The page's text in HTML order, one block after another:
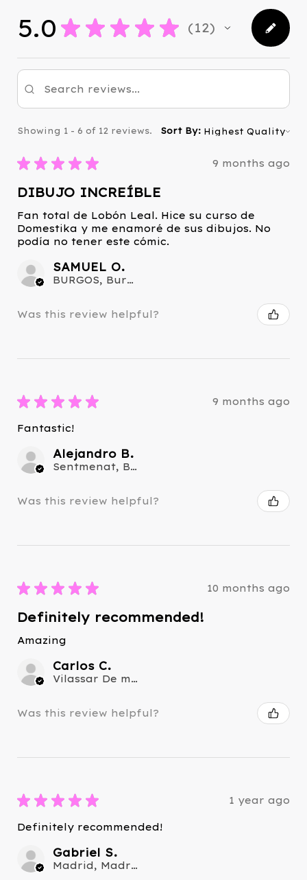
5.0 ★ ★ ★ ★ ★ 12
12
Showing 1 - 6 of 12 reviews. Sort By:
★ ★ ★ ★ ★ 9 months ago
DIBUJO INCREÍBLE
Fan total de Lobón Leal. Hice su curso de
Domestika y me enamoré de sus dibujos. No
podía no tener este cómic.
SAMUEL O.
BURGOS, Burgos
Was this review helpful?
★ ★ ★ ★ ★ 9 months ago
Fantastic!
Alejandro B.
Sentmenat, Barcelona
Was this review helpful?
★ ★ ★ ★ ★ 10 months ago
Definitely recommended!
Amazing
Carlos C.
Vilassar De mar, Barcelona
Was this review helpful?
★ ★ ★ ★ ★ 1 year ago
Definitely recommended!
Gabriel S.
Madrid, Madrid